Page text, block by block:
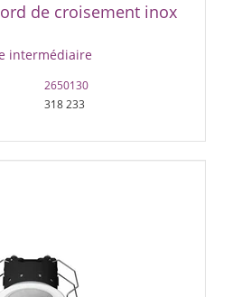
de croisement inox
intermédiaire
2650130
318 233